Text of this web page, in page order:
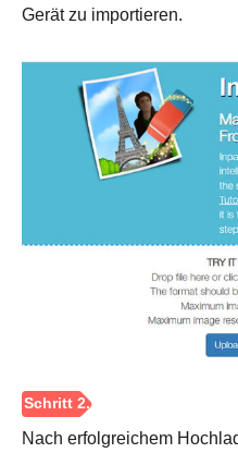
Gerät zu importieren.
Nach erfolgreichem